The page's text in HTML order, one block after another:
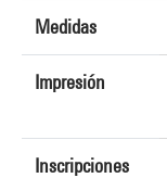
Medidas
Impresión
Inscripciones